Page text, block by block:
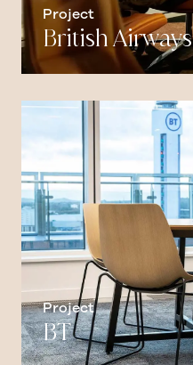
Project
British Airways
Project
BT